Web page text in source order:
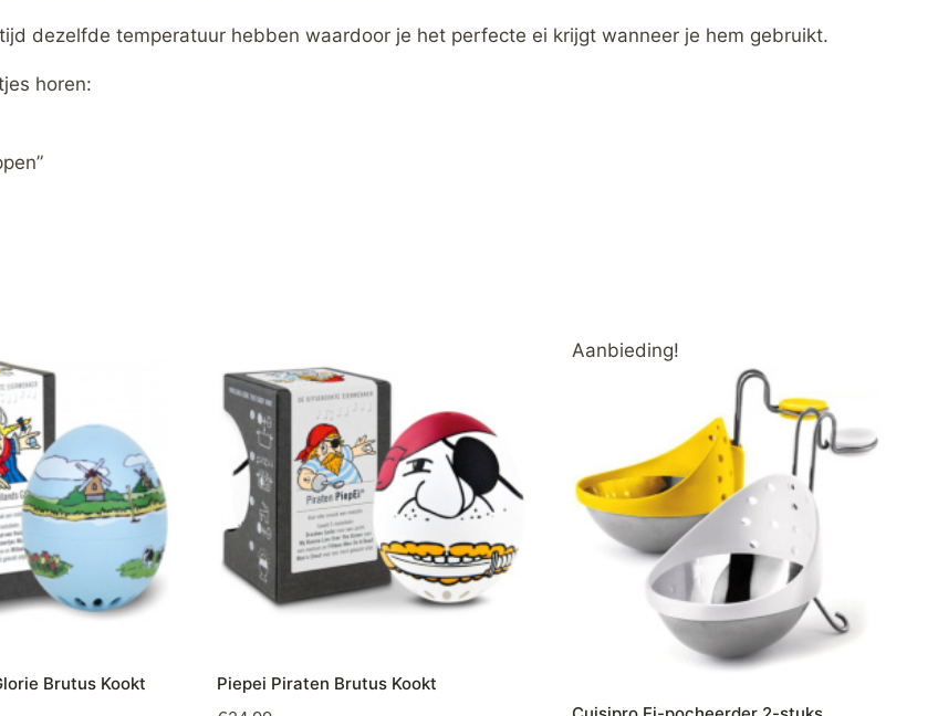
dezelfde temperatuur hebben waardoor je het perfecte ei krijgt wanneer je hem gebruikt.
horen:
Brutus Kookt
Piepei Piraten Brutus Kookt
Aanbieding!